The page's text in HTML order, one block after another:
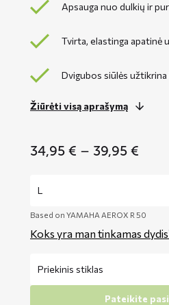
Apsauga nuo dulkių ir
Tvirta, elastinga apatinė
Dvigubos siūlės užtikrina
Žiūrėti visą aprašymą
34,95 € – 39,95 €
Based on YAMAHA AEROX R 50
Koks yra man tinkamas
Pateikite